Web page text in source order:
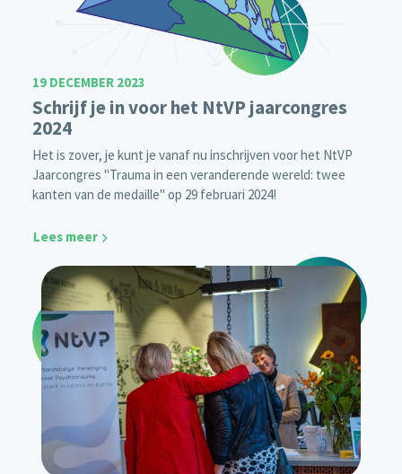
19 DECEMBER 2023
Schrijf je in voor het NtVP jaarcongres
2024
Het is zover, je kunt je vanaf nu inschrijven voor het NtVP
Jaarcongres "Trauma in een veranderende wereld: twee
kanten van de medaille" op 29 februari 2024!
Lees meer